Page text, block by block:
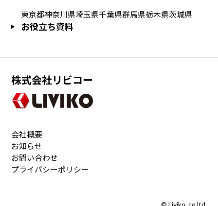
株式会社リビコー
会社概要
お知らせ
お問い合わせ
プライバシーポリシー
© Liviko.,co,ltd.
東京都神奈川県埼玉県千葉県群馬県栃木県茨城県
お役立ち資料